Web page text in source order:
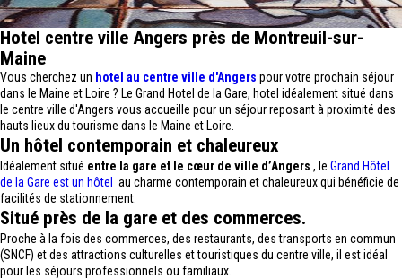
Hotel centre ville Angers près de Montreuil-sur-
Maine
Vous cherchez un hotel au centre ville d'Angers pour votre prochain séjour
dans le Maine et Loire ? Le Grand Hotel de la Gare, hotel idéalement situé dans
le centre ville d'Angers vous accueille pour un séjour reposant à proximité des
hauts lieux du tourisme dans le Maine et Loire.
Un hôtel contemporain et chaleureux
Idéalement situé entre la gare et le cœur de ville d’Angers , le Grand Hôtel
de la Gare est un hôtel
au charme contemporain et chaleureux qui bénéficie de
facilités de stationnement.
Situé près de la gare et des commerces.
Proche à la fois des commerces, des restaurants, des transports en commun
(SNCF) et des attractions culturelles et touristiques du centre ville, il est idéal
pour les séjours professionnels ou familiaux.